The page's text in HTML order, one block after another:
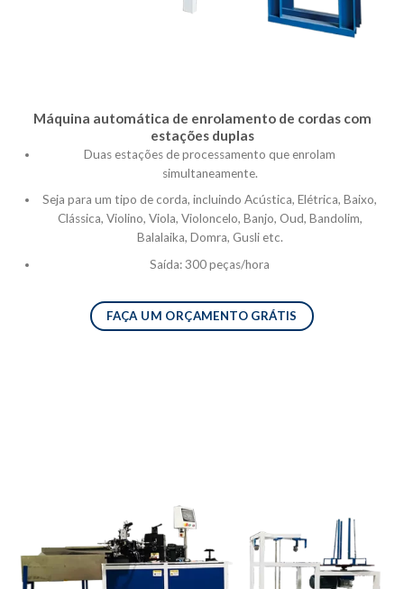
Máquina automática de enrolamento de cordas com
estações duplas
Duas estações de processamento que enrolam
simultaneamente.
Seja para um tipo de corda, incluindo Acústica, Elétrica, Baixo,
Clássica, Violino, Viola, Violoncelo, Banjo, Oud, Bandolim,
Balalaika, Domra, Gusli etc.
Saída: 300 peças/hora
FAÇA UM ORÇAMENTO GRÁTIS